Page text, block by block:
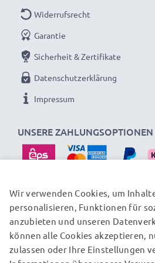
UNSERE ZAHLUNGSOPTIONEN
Widerrufsrecht
Garantie
Sicherheit & Zertifikate
Datenschutzerklärung
Impressum
UNSERE VERSANDPARTNER
© subtel.at 2026
Wir verwenden Cookies, um
personalisieren, Funktionen für
anzubieten und unseren
können alle Cookies akzeptieren,
zulassen oder Ihre Einstellungen